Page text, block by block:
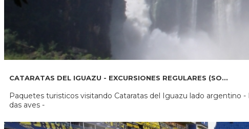
CATARATAS DEL IGUAZU - EXCURSIONES REGULARES (SO...
Paquetes turisticos visitando Cataratas del Iguazu lado argentino
das aves -